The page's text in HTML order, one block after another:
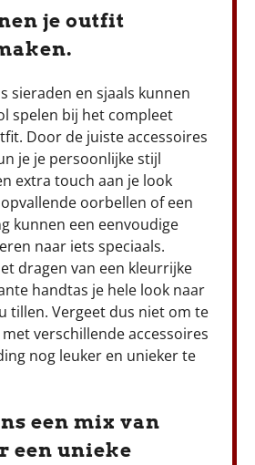
je outfit
sieraden en sjaals kunnen
spelen bij het compleet
Door de juiste accessoires
je je persoonlijke stijl
extra touch aan je look
oorbellen of een
kunnen een eenvoudige
naar iets speciaals.
dragen van een kleurrijke
handtas je hele look naar
tillen. Vergeet dus niet om te
verschillende accessoires
nog leuker en unieker te
een mix van
een unieke